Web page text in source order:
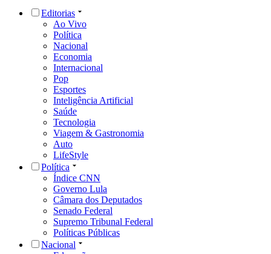
Editorias
Ao Vivo
Política
Nacional
Economia
Internacional
Pop
Esportes
Inteligência Artificial
Saúde
Tecnologia
Viagem & Gastronomia
Auto
LifeStyle
Política
Índice CNN
Governo Lula
Câmara dos Deputados
Senado Federal
Supremo Tribunal Federal
Políticas Públicas
Nacional